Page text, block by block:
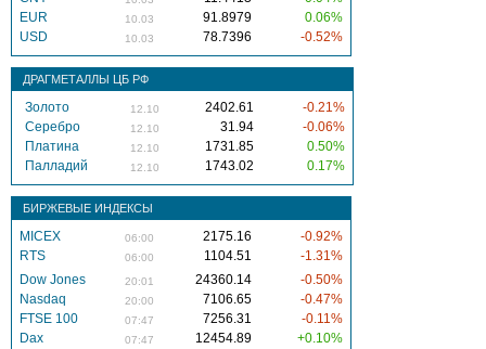
EUR
10.03 91.8979
0.06%
USD
10.03 78.7396 -0.52%
ДРАГМЕТАЛЛЫ ЦБ РФ
Золото 12.10 2402.61
-0.21%
Серебро
12.10 31.94
-0.06%
Платина
12.10 1731.85
0.50%
Палладий
12.10 1743.02 0.17%
БИРЖЕВЫЕ ИНДЕКСЫ
MICEX 06:00 2175.16
-0.92%
RTS
06:00 1104.51
-1.31%
Dow Jones
20:01 24360.14
-0.50%
Nasdaq
20:00 7106.65
-0.47%
FTSE 100
07:47 7256.31
-0.11%
Dax
07:47 12454.89
+0.10%